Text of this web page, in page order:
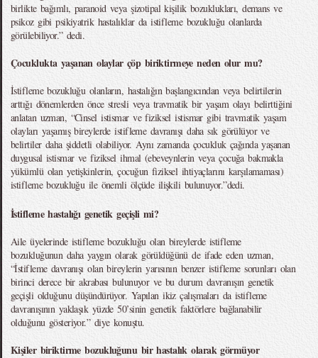
birlikte bağımlı, paranoid veya şizotipal kişilik bozuklukları, demans ve
psikoz gibi psikiyatrik hastalıklar da istifleme bozukluğu olanlarda
görülebiliyor.” dedi.
Çocuklukta yaşanan olaylar çöp biriktirmeye neden olur mu?
İstifleme bozukluğu olanların, hastalığın başlangıcından veya belirtilerin
arttığı dönemlerden önce stresli veya travmatik bir yaşam olayı belirttiğini
anlatan uzman, “Cinsel istismar ve fiziksel istismar gibi travmatik yaşam
olayları yaşamış bireylerde istifleme davranışı daha sık görülüyor ve
belirtiler daha şiddetli olabiliyor. Aynı zamanda çocukluk çağında yaşanan
duygusal istismar ve fiziksel ihmal (ebeveynlerin veya çocuğa bakmakla
yükümlü olan yetişkinlerin, çocuğun fiziksel ihtiyaçlarını karşılamaması)
istifleme bozukluğu ile önemli ölçüde ilişkili bulunuyor.”dedi.
İstifleme hastalığı genetik geçişli mi?
Aile üyelerinde istifleme bozukluğu olan bireylerde istifleme
bozukluğunun daha yaygın olarak görüldüğünü de ifade eden uzman,
“İstifleme davranışı olan bireylerin yarısının benzer istifleme sorunları olan
birinci derece bir akrabası bulunuyor ve bu durum davranışın genetik
geçişli olduğunu düşündürüyor. Yapılan ikiz çalışmaları da istifleme
davranışının yaklaşık yüzde 50’sinin genetik faktörlere bağlanabilir
olduğunu gösteriyor.” diye konuştu.
Kişiler biriktirme bozukluğunu bir hastalık olarak görmüyor